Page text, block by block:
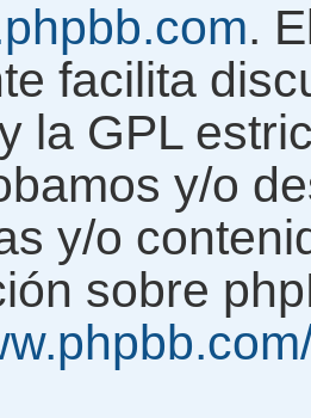
.
facilita
la GPL
y/o
y/o
sobre